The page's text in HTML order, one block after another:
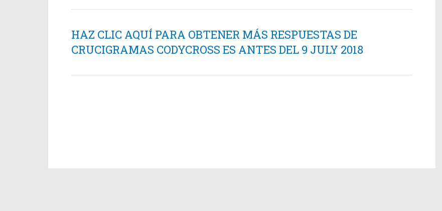
HAZ CLIC AQUÍ PARA OBTENER MÁS RESPUESTAS DE
CRUCIGRAMAS CODYCROSS ES ANTES DEL 9 JULY 2018